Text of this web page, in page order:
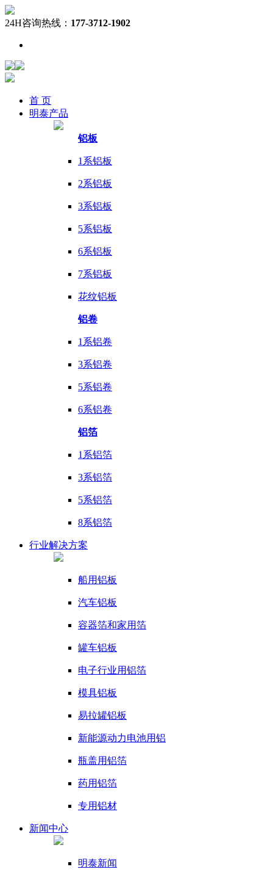
24H咨询热线： 177-3712-1902
首 页
明泰产品
铝板
1系铝板
2系铝板
3系铝板
5系铝板
6系铝板
7系铝板
花纹铝板
铝卷
1系铝卷
3系铝卷
5系铝卷
6系铝卷
铝箔
1系铝箔
3系铝箔
5系铝箔
8系铝箔
行业解决方案
船用铝板
汽车铝板
容器箔和家用箔
罐车铝板
电子行业用铝箔
模具铝板
易拉罐铝板
新能源动力电池用铝
瓶盖用铝箔
药用铝箔
专用铝材
新闻中心
明泰新闻